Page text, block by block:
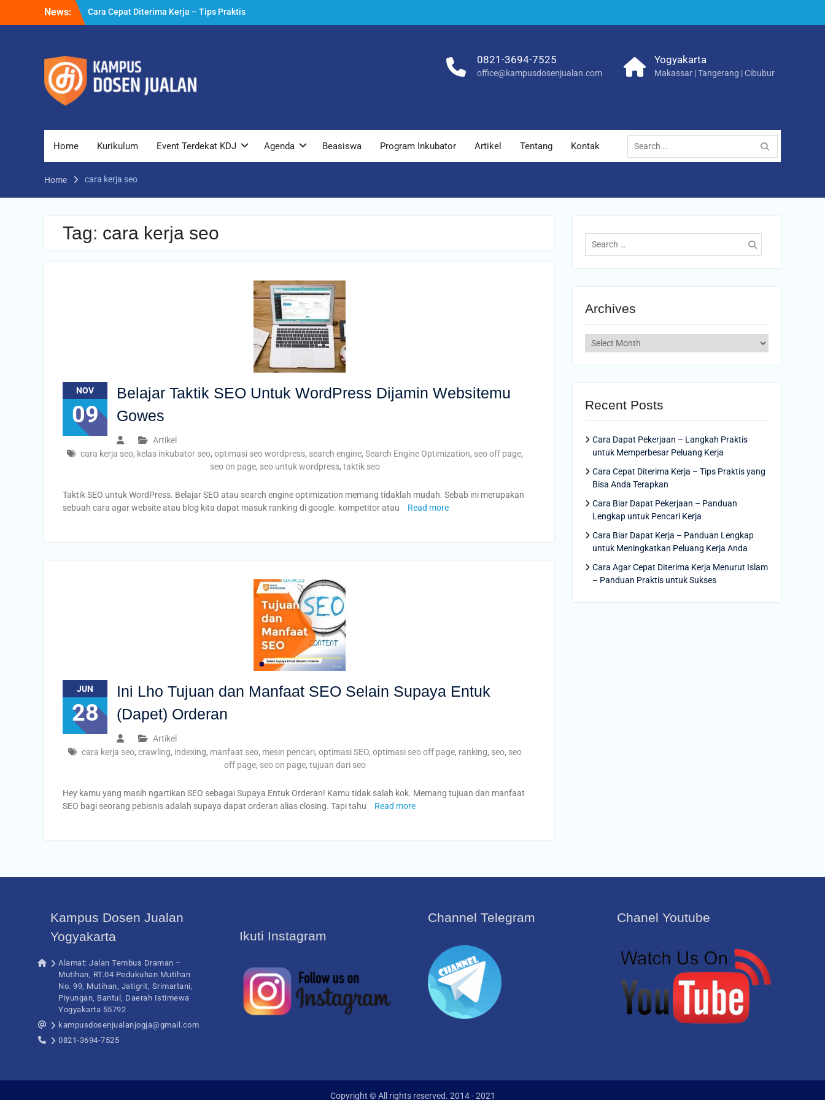
News:
Cara Cepat Diterima Kerja – Tips Praktis
yang Bisa Anda Terapkan
Cara Dapat Pekerjaan – Langkah Praktis
untuk Memperbesar Peluang Kerja
0821-3694-7525
office@kampusdosenjualan.com
Yogyakarta
Makassar | Tangerang | Cibubur
Home Kurikulum Event Terdekat KDJ Agenda Beasiswa Program Inkubator Artikel Tentang Kontak
Search
for:
Home cara kerja seo
Tag: cara kerja seo
NOV
09
Belajar Taktik SEO Untuk WordPress Dijamin Websitemu
Gowes
Artikel
cara kerja seo, kelas inkubator seo, optimasi seo wordpress, search engine, Search Engine Optimization, seo off page,
seo on page, seo untuk wordpress, taktik seo
Taktik SEO untuk WordPress. Belajar SEO atau search engine optimization memang tidaklah mudah. Sebab ini merupakan
sebuah cara agar website atau blog kita dapat masuk ranking di google. kompetitor atau
Read more
JUN
28
Ini Lho Tujuan dan Manfaat SEO Selain Supaya Entuk
(Dapet) Orderan
Artikel
cara kerja seo, crawling, indexing, manfaat seo, mesin pencari, optimasi SEO, optimasi seo off page, ranking, seo, seo
off page, seo on page, tujuan dari seo
Hey kamu yang masih ngartikan SEO sebagai Supaya Entuk Orderan! Kamu tidak salah kok. Memang tujuan dan manfaat
SEO bagi seorang pebisnis adalah supaya dapat orderan alias closing. Tapi tahu
Read more
Search
for:
Archives
Archives
Recent Posts
Cara Dapat Pekerjaan – Langkah Praktis
untuk Memperbesar Peluang Kerja
Cara Cepat Diterima Kerja – Tips Praktis yang
Bisa Anda Terapkan
Cara Biar Dapat Pekerjaan – Panduan
Lengkap untuk Pencari Kerja
Cara Biar Dapat Kerja – Panduan Lengkap
untuk Meningkatkan Peluang Kerja Anda
Cara Agar Cepat Diterima Kerja Menurut Islam
– Panduan Praktis untuk Sukses
Kampus Dosen Jualan
Yogyakarta
Alamat: Jalan Tembus Draman –
Mutihan, RT.04 Pedukuhan Mutihan
No. 99, Mutihan, Jatigrit, Srimartani,
Piyungan, Bantul, Daerah Istimewa
Yogyakarta 55792
kampusdosenjualanjogja@gmail.com
0821-3694-7525
Ikuti Instagram
Channel Telegram Chanel Youtube
Copyright © All rights reserved. 2014 - 2021